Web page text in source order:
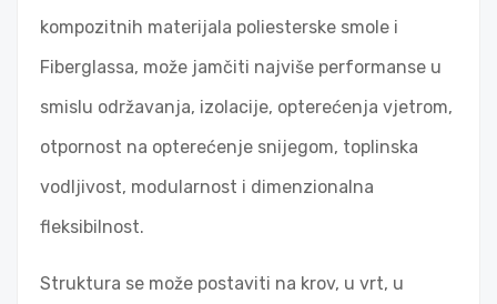
kompozitnih materijala poliesterske smole i
Fiberglassa, može jamčiti najviše performanse u
smislu održavanja, izolacije, opterećenja vjetrom,
otpornost na opterećenje snijegom, toplinska
vodljivost, modularnost i dimenzionalna
fleksibilnost.
Struktura se može postaviti na krov, u vrt, u